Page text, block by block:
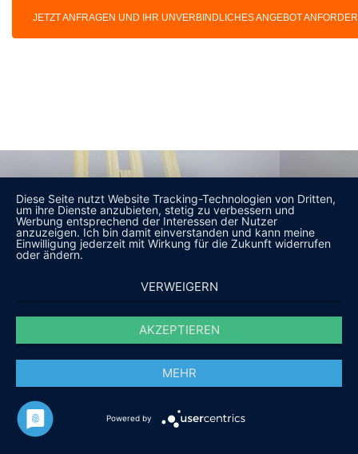
JETZT ANFRAGEN UND IHR UNVERBINDLICHES ANGEBOT
Diese Seite nutzt Website Tracking-Technologien von Dritten,
um ihre Dienste anzubieten, stetig zu verbessern und
Werbung entsprechend der Interessen der Nutzer
anzuzeigen. Ich bin damit einverstanden und kann meine
Einwilligung jederzeit mit Wirkung für die Zukunft widerrufen
oder ändern.
VERWEIGERN
AKZEPTIEREN
MEHR
Powered by